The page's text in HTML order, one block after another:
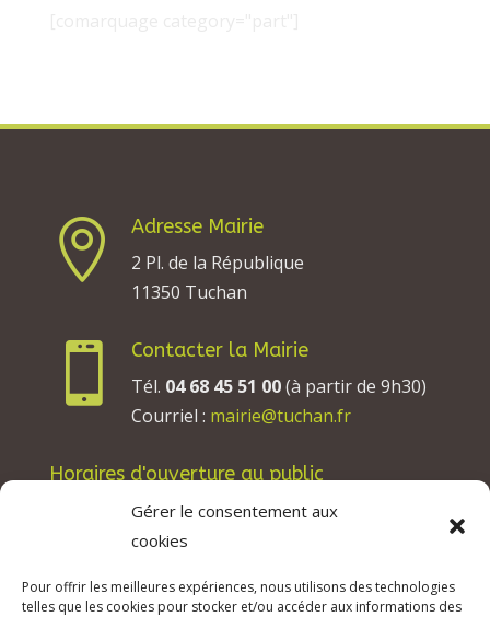
Gérer le consentement aux
cookies
Pour offrir les meilleures expériences, nous utilisons des technologies
telles que les cookies pour stocker et/ou accéder aux informations des

Adresse Mairie
2 Pl. de la République
11350 Tuchan

Contacter la Mairie
Tél. 04 68 45 51 00(à partir de 9h30)
Courriel : mairie@tuchan.fr
Horaires d'ouverture au public
Les lundis, mardis et jeudis : de 8h à 12h et de
13h30 à 17h30.
Les vendredis : de 8h à 12h.